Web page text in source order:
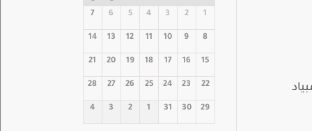
1
2
3
4
5
6
7
8
9
10
11
12
13
14
15
16
17
18
19
20
21
22
23
24
25
26
27
28
29
30
31
1
2
3
4